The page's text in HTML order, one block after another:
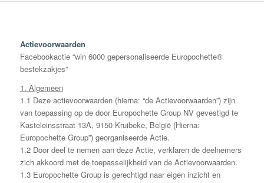
Actievoorwaarden
Facebookactie “win 6000 gepersonaliseerde Europochette®
bestekzakjes”
1. Algemeen
1.1 Deze actievoorwaarden (hierna: “de Actievoorwaarden”) zijn
van toepassing op de door Europochette Group NV gevestigd te
Kasteleinsstraat 13A, 9150 Kruibeke, België (Hierna:
Europochette Group”) georganiseerde Actie.
1.2 Door deel te nemen aan deze Actie, verklaren de deelnemers
zich akkoord met de toepasselijkheid van de Actievoorwaarden.
1.3 Europochette Group is gerechtigd naar eigen inzicht en